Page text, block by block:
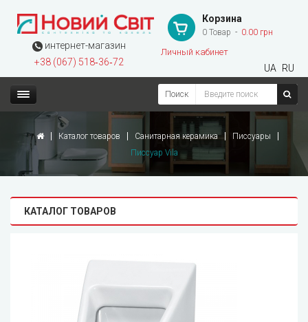
интернет-магазин
+38 (067) 518‑36‑72
Корзина
0 Товар 0.00 грн
Личный кабинет
UA RU
Поиск
Каталог товаров Санитарная керамика
Писсуары
Писсуар Vila
КАТАЛОГ ТОВАРОВ